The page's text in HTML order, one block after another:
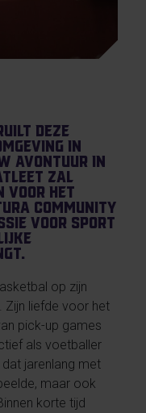
deze
in
avontuur in
zal
voor het
Community
voor sport
op zijn
Zijn liefde voor het
pick-up games
als voetballer
jarenlang met
maar ook
korte tijd